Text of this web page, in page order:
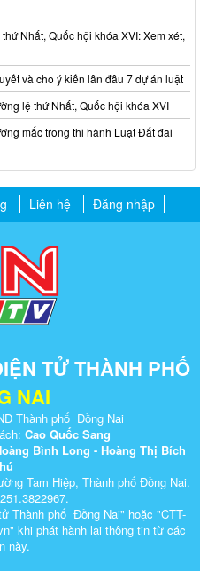
Nhất, Quốc hội khóa XVI: Xem xét,
và cho ý kiến lần đầu 7 dự án luật
lệ thứ Nhất, Quốc hội khóa XVI
mắc trong thi hành Luật Đất đai
Liên hệ Đăng nhập
TỬ THÀNH PHỐ
NAI
Thành phố Đồng Nai
Cao Quốc Sang
Bình Long - Hoàng Thị Bích
Tam Hiệp, Thành phố Đồng Nai.
Thành phố Đồng Nai" hoặc "CTT-
khi ​phát hành lại thông tin từ các
này.​